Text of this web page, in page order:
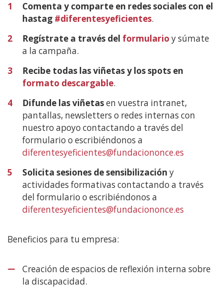
1
Comenta y comparte en redes sociales con el
hastag #diferentesyeficientes.
2
Regístrate a través del formulario y súmate
a la campaña.
3
Recibe todas las viñetas y los spots en
formato descargable.
4
Difunde las viñetasen vuestra intranet,
pantallas, newsletters o redes internas con
nuestro apoyo contactando a través del
formulario o escribiéndonos a
diferentesyeficientes@fundaciononce.es
5
Solicita sesiones de sensibilización y
actividades formativas contactando a través
del formulario o escribiéndonos a
diferentesyeficientes@fundaciononce.es
Beneficios para tu empresa:
Creación de espacios de reflexión interna sobre
la discapacidad.